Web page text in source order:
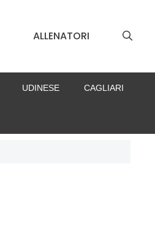
ALLENATORI
UDINESE CAGLIARI